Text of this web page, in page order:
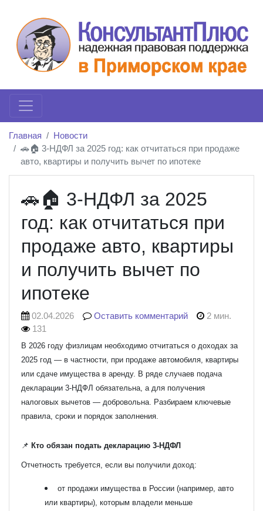
Главная
Новости
🚗🏠 3-НДФЛ за 2025 год: как отчитаться при продаже
авто, квартиры и получить вычет по ипотеке
🚗🏠 3-НДФЛ за 2025
год: как отчитаться при
продаже авто, квартиры
и получить вычет по
ипотеке
02.04.2026 Оставить комментарий
2 мин.
131
В 2026 году физлицам необходимо отчитаться о доходах за
2025 год — в частности, при продаже автомобиля, квартиры
или сдаче имущества в аренду. В ряде случаев подача
декларации 3-НДФЛ обязательна, а для получения
налоговых вычетов — добровольна. Разбираем ключевые
правила, сроки и порядок заполнения.
📌 Кто обязан подать декларацию 3-НДФЛ
Отчетность требуется, если вы получили доход:
от продажи имущества в России (например, авто
или квартиры), которым владели меньше